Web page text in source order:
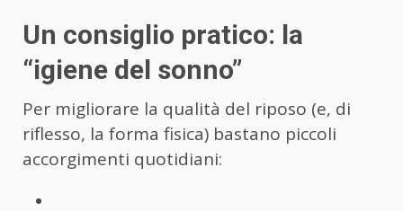
Un consiglio pratico: la
“igiene del sonno”
Per migliorare la qualità del riposo (e, di
riflesso, la forma fisica) bastano piccoli
accorgimenti quotidiani: